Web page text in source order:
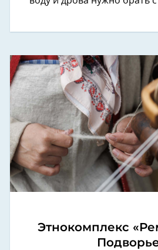
Этнокомплекс